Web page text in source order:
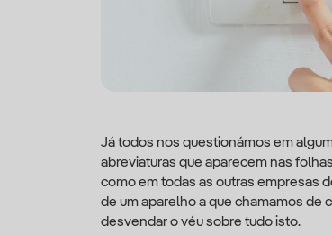
Já todos nos questionámos em
abreviaturas que aparecem nas
como em todas as outras empresas
de um aparelho a que chamamos
desvendar o véu sobre tudo isto.